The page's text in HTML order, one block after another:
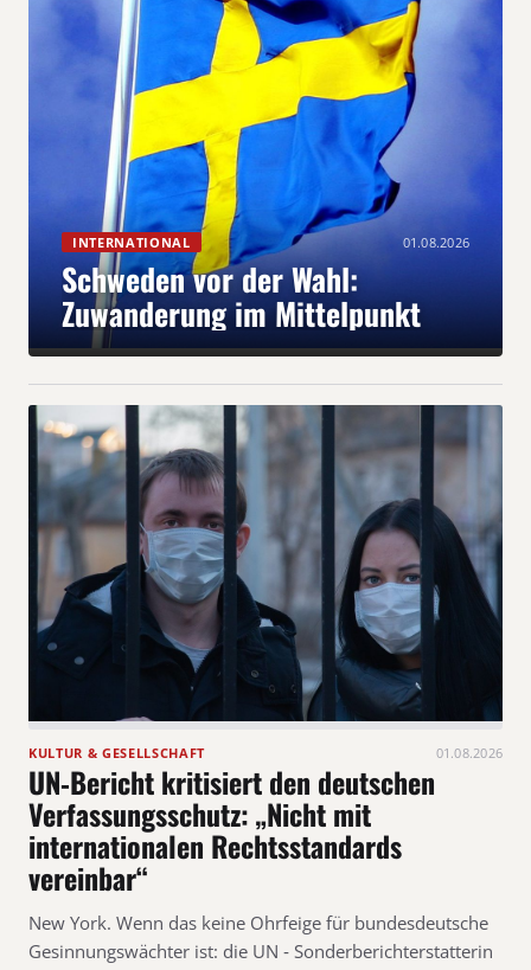
INTERNATIONAL 01.08.2026
Schweden vor der Wahl:
Zuwanderung im Mittelpunkt
KULTUR & GESELLSCHAFT 01.08.2026
UN‑Bericht kritisiert den deutschen
Verfassungsschutz: „Nicht mit
internationalen Rechtsstandards
vereinbar“
New York. Wenn das keine Ohrfeige für bundesdeutsche
Gesinnungswächter ist: die UN ‑ Sonderberichterstatterin